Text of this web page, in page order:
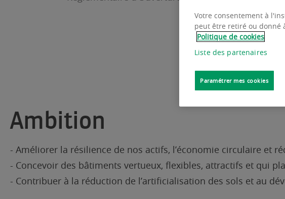
Ambition
- Améliorer la résilience de nos actifs, l’économie circulaire et
- Concevoir des bâtiments vertueux, flexibles, attractifs et qui
- Contribuer à la réduction de l’artificialisation des sols et au
Votre consentement à
peut être retiré ou donné
Politique de cookies
Liste des partenaires
Paramétrer mes cookies